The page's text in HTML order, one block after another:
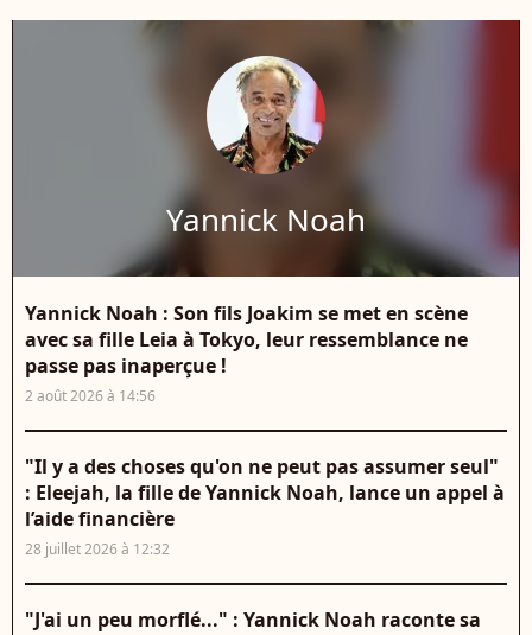
Yannick Noah
Yannick Noah : Son fils Joakim se met en scène
avec sa fille Leia à Tokyo, leur ressemblance ne
passe pas inaperçue !
2 août 2026 à 14:56
"Il y a des choses qu'on ne peut pas assumer seul"
: Eleejah, la fille de Yannick Noah, lance un appel à
l’aide financière
28 juillet 2026 à 12:32
"J'ai un peu morflé..." : Yannick Noah raconte sa